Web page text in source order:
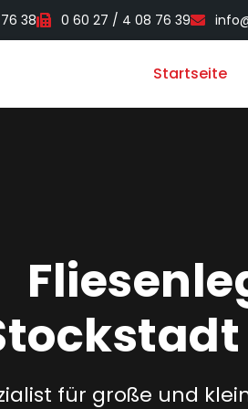
38 0 60 27 / 4 08 76 39
Startseite
für große und